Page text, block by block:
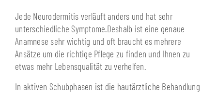
Jede Neurodermitis verläuft anders und hat sehr
unterschiedliche Symptome.Deshalb ist eine genaue
Anamnese sehr wichtig und oft braucht es mehrere
Ansätze um die richtige Pflege zu finden und Ihnen zu
etwas mehr Lebensqualität zu verhelfen.
In aktiven Schubphasen ist die hautärztliche Behandlung